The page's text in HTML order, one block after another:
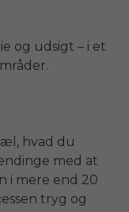
og udsigt – i et
hvad du
med at
i mere end 20
tryg og